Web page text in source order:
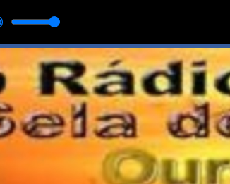
com O MELHOR DA MUSICA SERTANEJA